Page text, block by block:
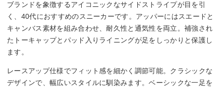
ブランドを象徴するアイコニックなサイドストライプが目を引
く、40代におすすめのスニーカーです。アッパーにはスエードと
キャンバス素材を組み合わせ、耐久性と通気性を両立。補強され
たトーキャップとパッド入りライニングが足をしっかりと保護し
ます。
レースアップ仕様でフィット感を細かく調節可能。クラシックな
デザインで、幅広いスタイルに馴染みます。ベーシックな一足を